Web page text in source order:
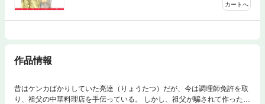
カートへ
作品情報
昔はケンカばかりしていた亮達（りょうたつ）だが、今は調理師免許を取
り、祖父の中華料理店を手伝っている。 しかし、祖父が騙されて作った借